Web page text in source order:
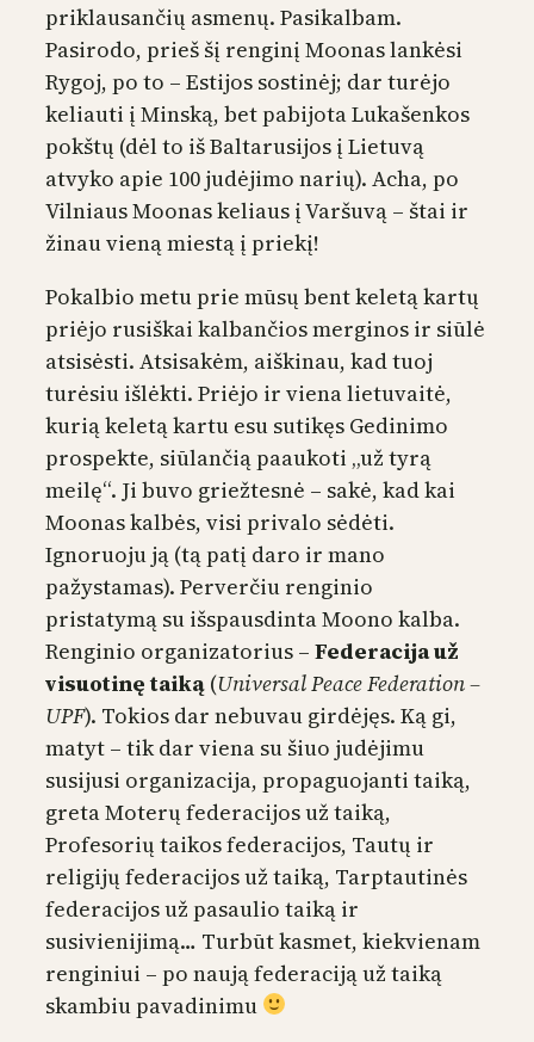
priklausančių asmenų. Pasikalbam.
Pasirodo, prieš šį renginį Moonas lankėsi
Rygoj, po to – Estijos sostinėj; dar turėjo
keliauti į Minską, bet pabijota Lukašenkos
pokštų (dėl to iš Baltarusijos į Lietuvą
atvyko apie 100 judėjimo narių). Acha, po
Vilniaus Moonas keliaus į Varšuvą – štai ir
žinau vieną miestą į priekį!
Pokalbio metu prie mūsų bent keletą kartų
priėjo rusiškai kalbančios merginos ir siūlė
atsisėsti. Atsisakėm, aiškinau, kad tuoj
turėsiu išlėkti. Priėjo ir viena lietuvaitė,
kurią keletą kartu esu sutikęs Gedinimo
prospekte, siūlančią paaukoti „už tyrą
meilę“. Ji buvo griežtesnė – sakė, kad kai
Moonas kalbės, visi privalo sėdėti.
Ignoruoju ją (tą patį daro ir mano
pažystamas). Perverčiu renginio
pristatymą su išspausdinta Moono kalba.
Renginio organizatorius – Federacija už
visuotinę taiką (Universal Peace Federation –
UPF). Tokios dar nebuvau girdėjęs. Ką gi,
matyt – tik dar viena su šiuo judėjimu
susijusi organizacija, propaguojanti taiką,
greta Moterų federacijos už taiką,
Profesorių taikos federacijos, Tautų ir
religijų federacijos už taiką, Tarptautinės
federacijos už pasaulio taiką ir
susivienijimą… Turbūt kasmet, kiekvienam
renginiui – po naują federaciją už taiką
skambiu pavadinimu